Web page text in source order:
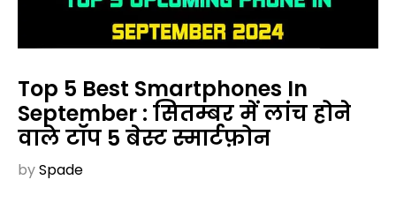
Top 5 Best Smartphones In
September : सितम्बर में लांच होने
वाले टॉप 5 बेस्ट स्मार्टफ़ोन
bySpade